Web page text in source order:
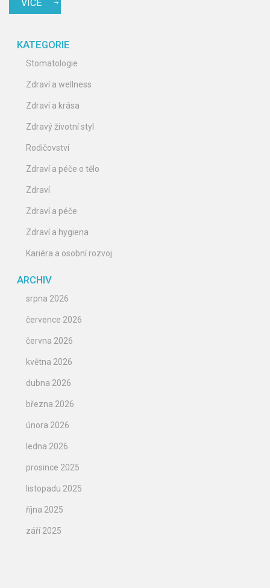
VÍCE
KATEGORIE
Stomatologie
Zdraví a wellness
Zdraví a krása
Zdravý životní styl
Rodičovství
Zdraví a péče o tělo
Zdraví
Zdraví a péče
Zdraví a hygiena
Kariéra a osobní rozvoj
ARCHIV
srpna 2026
července 2026
června 2026
května 2026
dubna 2026
března 2026
února 2026
ledna 2026
prosince 2025
listopadu 2025
října 2025
září 2025